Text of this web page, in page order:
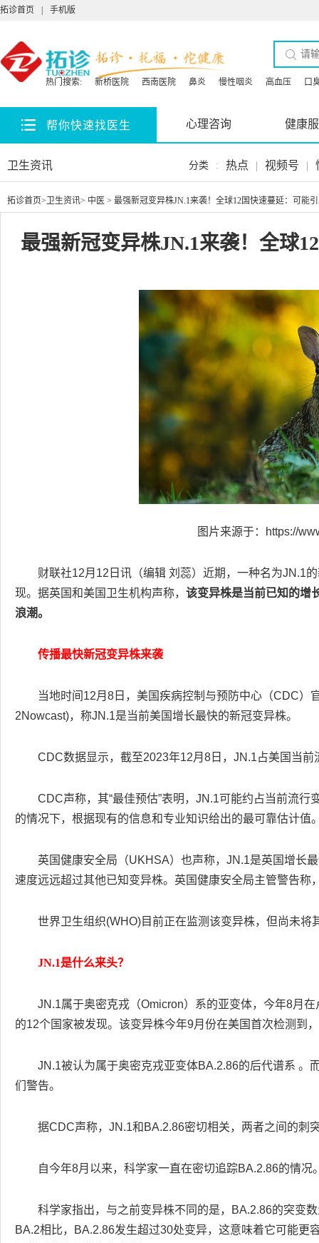
拓诊首页 手机版
热门搜索: 新桥医院 西南医院 鼻炎 慢性咽炎 高血压 口
帮你快速找医生 心理咨询 健康
卫生资讯 分类 : 热点 | 视频号 |
拓诊首页> 卫生资讯> 中医 > 最强新冠变异株JN.1来袭！全球12国快速蔓延：可能
最强新冠变异株JN.1来袭！全球
图片来源于：https://
财联社12月12日讯（编辑 刘蕊）近期，一种名为JN.1
现。据英国和美国卫生机构声称， 该变异株是当前已知的增
浪潮。
传播最快新冠变异株来袭
当地时间12月8日，美国疾病控制与预防中心（CDC）
2Nowcast)，称JN.1是当前美国增长最快的新冠变异株。
CDC数据显示，截至2023年12月8日，JN.1占美国当前
CDC声称，其“最佳预估”表明，JN.1可能约占当前流行
的情况下，根据现有的信息和专业知识给出的最可靠估计值
英国健康安全局（UKHSA）也声称，JN.1是英国增长
速度远远超过其他已知变异株。英国健康安全局主管警告称
世界卫生组织(WHO)目前正在监测该变异株，但尚未将
JN.1是什么来头？
JN.1属于奥密克戎（Omicron）系的亚变体，今年8月
的12个国家被发现。该变异株今年9月份在美国首次检测到
JN.1被认为属于奥密克戎亚变体BA.2.86的后代谱系 。
们警告。
据CDC声称，JN.1和BA.2.86密切相关，两者之间的刺
自今年8月以来，科学家一直在密切追踪BA.2.86的情况
科学家指出，与之前变异株不同的是，BA.2.86的突变
BA.2相比，BA.2.86发生超过30处变异，这意味着它可能更